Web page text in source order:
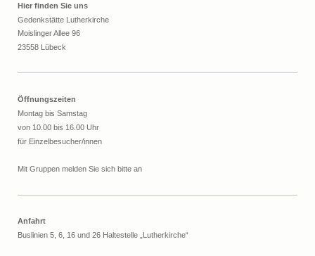
Hier finden Sie uns
Gedenkstätte Lutherkirche
Moislinger Allee 96
23558 Lübeck
Öffnungszeiten
Montag bis Samstag
von 10.00 bis 16.00 Uhr
für Einzelbesucher/innen
Mit Gruppen melden Sie sich bitte an
Anfahrt
Buslinien 5, 6, 16 und 26 Haltestelle „Lutherkirche“